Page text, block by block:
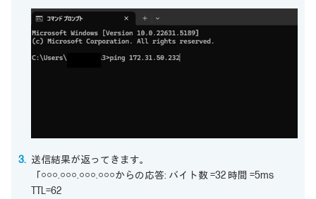
送信結果が返ってきます。
「○○○.○○○.○○○.○○○からの応答: バイト数 =32 時間 =5ms
TTL=62